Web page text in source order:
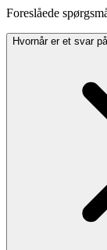
Foreslåede
Hvornår er et svar